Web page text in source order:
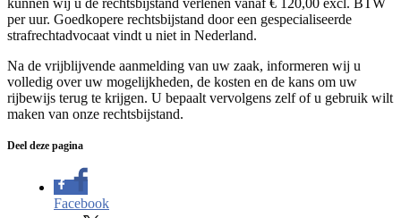
per uur. Goedkopere rechtsbijstand door een gespecialiseerde
strafrechtadvocaat vindt u niet in Nederland.
Na de vrijblijvende aanmelding van uw zaak, informeren wij u
volledig over uw mogelijkheden, de kosten en de kans om uw
rijbewijs terug te krijgen. U bepaalt vervolgens zelf of u gebruik wilt
maken van onze rechtsbijstand.
Deel deze pagina
Facebook